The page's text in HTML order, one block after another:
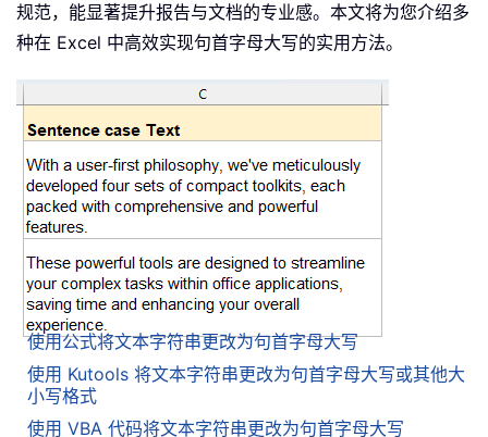
规范，能显著提升报告与文档的专业感。本文将为您介绍多
种在 Excel 中高效实现句首字母大写的实用方法。
使用公式将文本字符串更改为句首字母大写
使用 Kutools 将文本字符串更改为句首字母大写或其他大
小写格式
使用 VBA 代码将文本字符串更改为句首字母大写